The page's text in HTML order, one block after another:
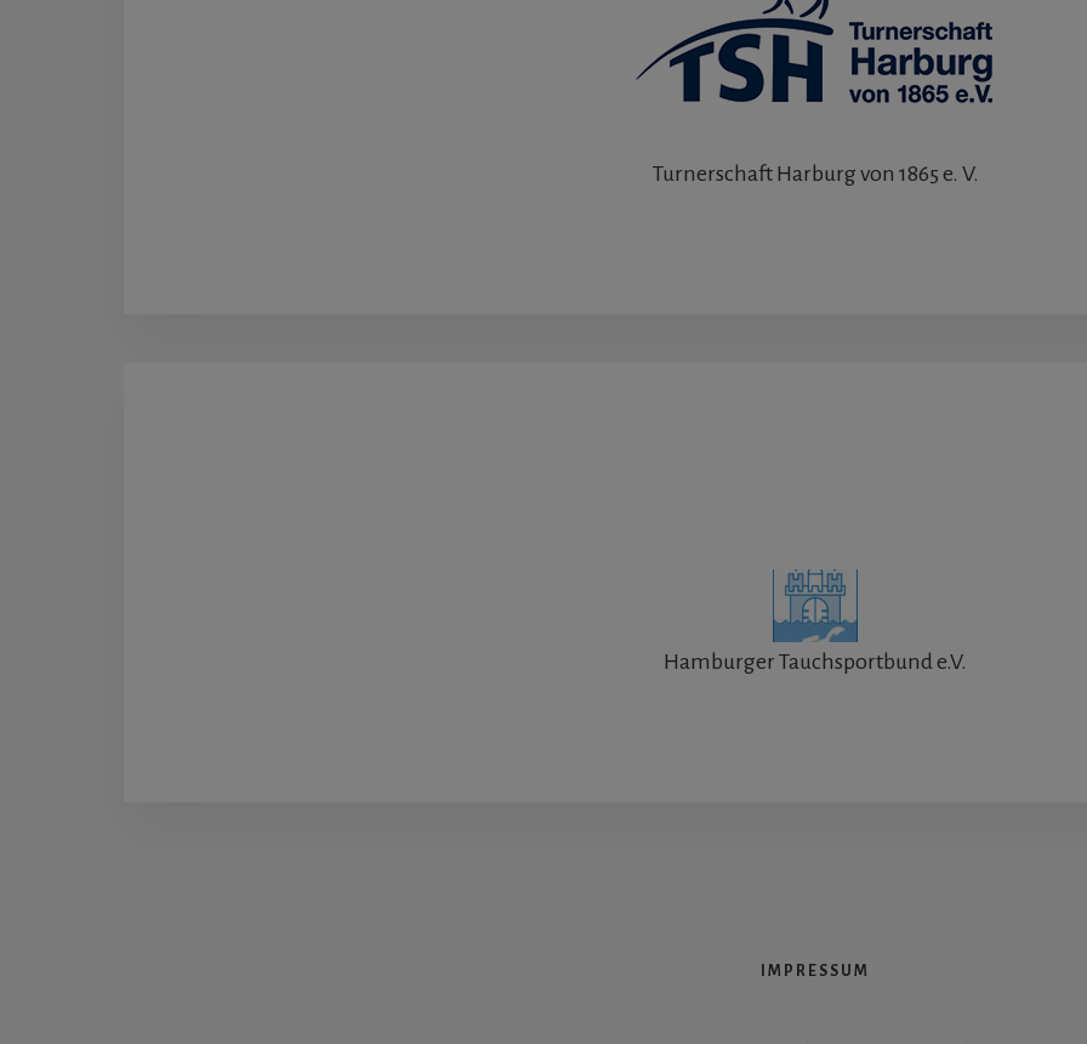
Turnerschaft Harburg von 1865 e. V.
Hamburger Tauchsportbund e.V.
IMPRESSUM